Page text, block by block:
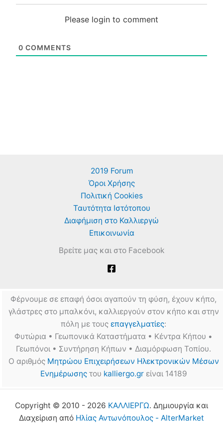
Please login to comment
0 COMMENTS
2019 Forum
Όροι Χρήσης
Πολιτική Cookies
Ταυτότητα Ιστότοπου
Διαφήμιση στο Καλλιεργώ
Επικοινωνία
Βρείτε μας και στο Facebook
Φέρνουμε σε επαφή όσοι αγαπούν τη φύση, έχουν κήπο,
γλάστρες στο μπαλκόνι, καλλιεργούν στον κήπο και στην
πόλη με τους επαγγελματίες:
Φυτώρια • Γεωπονικά Καταστήματα • Κέντρα Κήπου •
Γεωπόνοι • Συντήρηση Κήπων • Διαμόρφωση Τοπίου.
Ο αριθμός Μητρώου Επιχειρήσεων Ηλεκτρονικών Μέσων
Ενημέρωσηςτου kalliergo.grείναι 14189
Copyright © 2010 - 2026 ΚΑΛΛΙΕΡΓΩ. Δημιουργία και
Διαχείριση από Ηλίας Αντωνόπουλος - AlterMarket